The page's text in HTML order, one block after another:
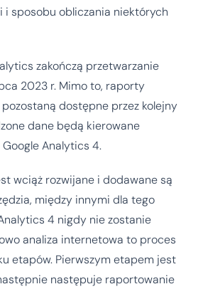
i sposobu obliczania niektórych
zakończą przetwarzanie
2023 r. Mimo to, raporty
dostępne przez kolejny
dane będą kierowane
Google Analytics 4.
wciąż rozwijane i dodawane są
między innymi dla tego
4 nigdy nie zostanie
analiza internetowa to proces
etapów. Pierwszym etapem jest
następuje raportowanie